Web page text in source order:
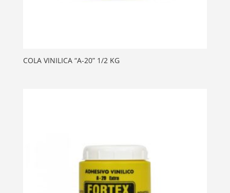
COLA VINILICA “A-20” 1/2 KG